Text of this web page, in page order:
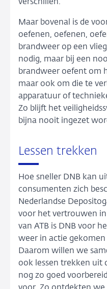
verschillen.
Maar bovenal is de
oefenen, oefenen,
brandweer op een
nodig, maar bij een
brandweer oefent om
maar ook om die te
apparatuur of
Zo blijft het
bijna nooit ingezet
Lessen trekken
Hoe sneller DNB kan
consumenten zich
Nederlandse
voor het vertrouwen
van ATB is DNB voor
weer in actie
Daarom willen we
ook lessen trekken uit
nog zo goed